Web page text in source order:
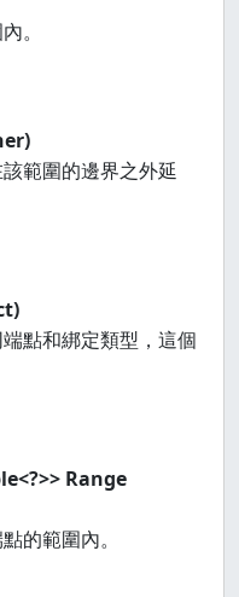
。
範圍的邊界之外延
點和綁定類型，這個
Range
的範圍內。